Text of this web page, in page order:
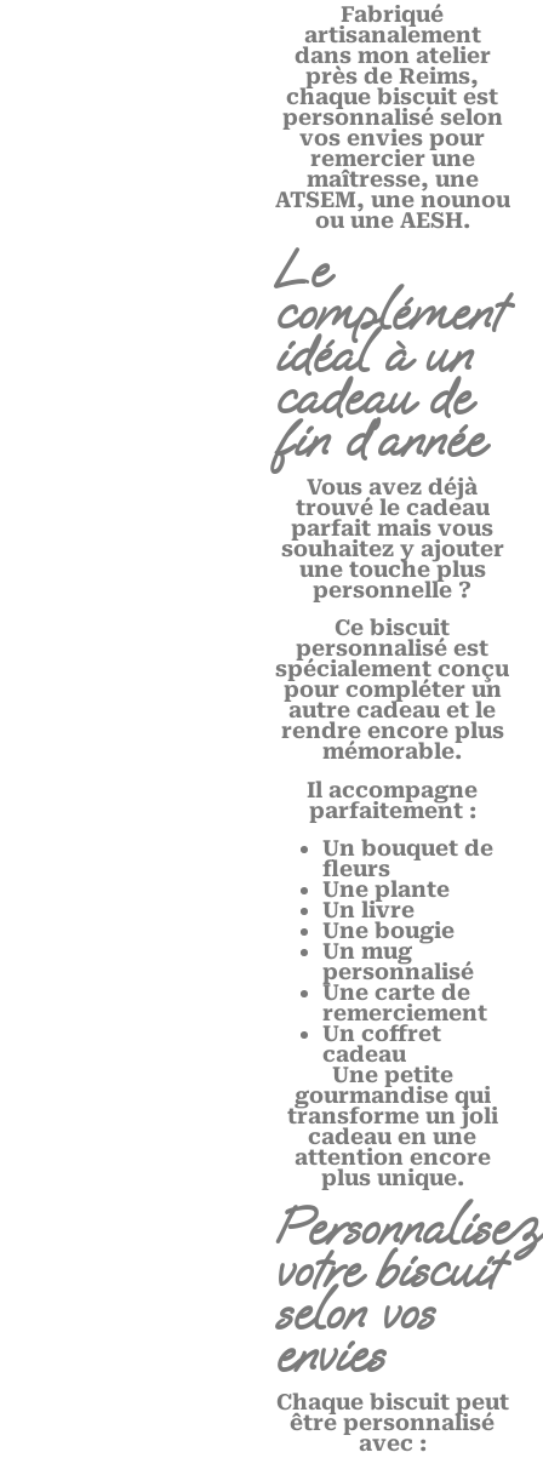
Fabriqué
artisanalement
dans mon atelier
près de Reims,
chaque biscuit est
personnalisé selon
vos envies pour
remercier une
maîtresse, une
ATSEM, une nounou
ou une AESH.
Le
complément
idéal à un
cadeau de
fin d’année
Vous avez déjà
trouvé le cadeau
parfait mais vous
souhaitez y ajouter
une touche plus
personnelle ?
Ce biscuit
personnalisé est
spécialement conçu
pour compléter un
autre cadeau et le
rendre encore plus
mémorable.
Il accompagne
parfaitement :
Un bouquet de
fleurs
Une plante
Un livre
Une bougie
Un mug
personnalisé
Une carte de
remerciement
Un coffret
cadeau
Une petite
gourmandise qui
transforme un joli
cadeau en une
attention encore
plus unique.
Personnalisez
votre biscuit
selon vos
envies
Chaque biscuit peut
être personnalisé
avec :